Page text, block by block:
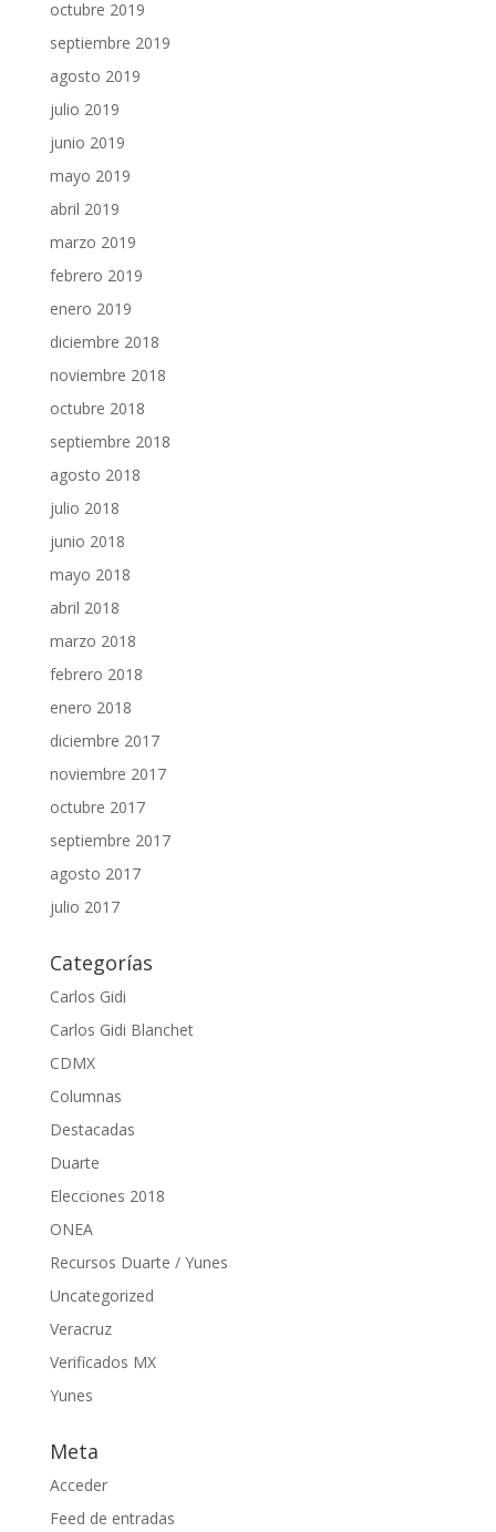
octubre 2019
septiembre 2019
agosto 2019
julio 2019
junio 2019
mayo 2019
abril 2019
marzo 2019
febrero 2019
enero 2019
diciembre 2018
noviembre 2018
octubre 2018
septiembre 2018
agosto 2018
julio 2018
junio 2018
mayo 2018
abril 2018
marzo 2018
febrero 2018
enero 2018
diciembre 2017
noviembre 2017
octubre 2017
septiembre 2017
agosto 2017
julio 2017
Categorías
Carlos Gidi
Carlos Gidi Blanchet
CDMX
Columnas
Destacadas
Duarte
Elecciones 2018
ONEA
Recursos Duarte / Yunes
Uncategorized
Veracruz
Verificados MX
Yunes
Meta
Acceder
Feed de entradas